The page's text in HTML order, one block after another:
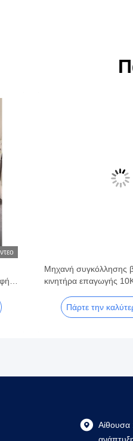
Μηχανή συγκόλλησης
κινητήρα επαγωγής
Πάρτε την
Αίθουσα